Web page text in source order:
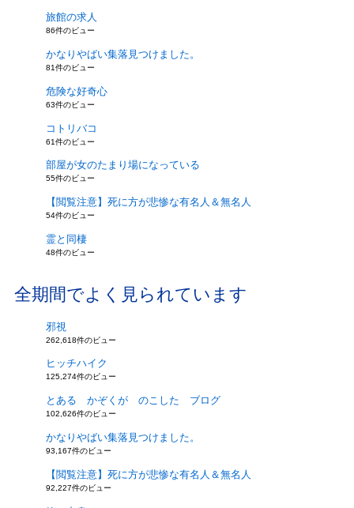
旅館の求人
86件のビュー
かなりやばい集落見つけました。
81件のビュー
危険な好奇心
63件のビュー
コトリバコ
61件のビュー
部屋が女のたまり場になっている
55件のビュー
【閲覧注意】死に方が悲惨な有名人＆無名人
54件のビュー
霊と同棲
48件のビュー
全期間でよく見られています
邪視
262,618件のビュー
ヒッチハイク
125,274件のビュー
とある かぞくが のこした ブログ
102,626件のビュー
かなりやばい集落見つけました。
93,167件のビュー
【閲覧注意】死に方が悲惨な有名人＆無名人
92,227件のビュー